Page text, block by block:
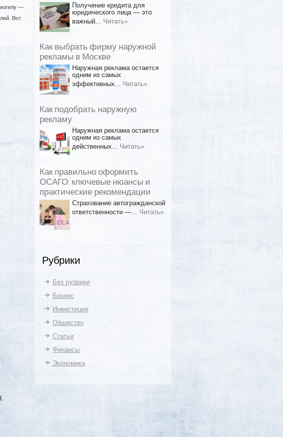
—
Вот
Получение кредита для
юридического лица — это
важный... Читать»
Как выбрать фирму наружной
рекламы в Москве
Наружная реклама остается
одним из самых
эффективных... Читать»
Как подобрать наружную
рекламу
Наружная реклама остается
одним из самых
действенных... Читать»
Как правильно оформить
ОСАГО: ключевые нюансы и
практические рекомендации
Страхование автогражданской
ответственности —... Читать»
Рубрики
Без рубрики
Бизнес
Инвестиции
Общество
Статьи
Финансы
Экономика